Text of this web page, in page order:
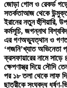
জোড়া গোল ও রেকর্ড গড়ে
সতর্কতাআজ থেকে
ইরানের নতুন হুঁশিয়ারি,
কর্মসূচি, জগন্নাথ
এর গণঅভ্যুত্থান ও
‘গজনি’খ্যাত অভিনেতা
ক্রসফায়ারের নামে সাড়ে
ক্ষেপণাস্ত্র দিয়ে সৌদি
পর ১৮ তলা থেকে লাফ
ছাত্রীকে সংঘবদ্ধ ধর্ষণ-